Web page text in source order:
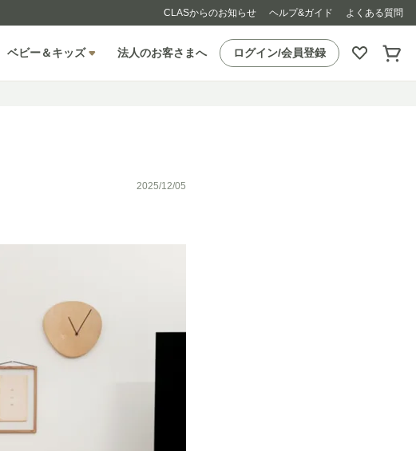
CLASからのお知らせ ヘルプ&ガイド よくある質問
ベビー＆キッズ 法人のお客さまへ ログイン/会員登録
2025/12/05